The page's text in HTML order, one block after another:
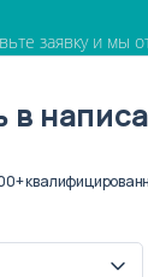
заявку и мы